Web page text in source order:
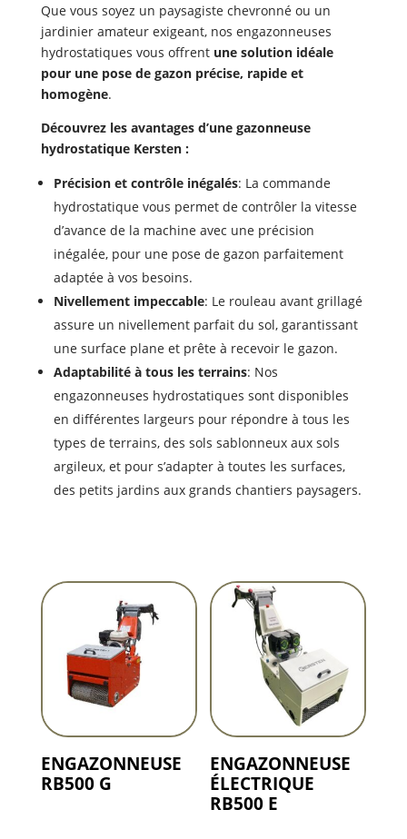
Que vous soyez un paysagiste chevronné ou un
jardinier amateur exigeant,nos engazonneuses
hydrostatiques vous offrent une solution idéale
pour une pose de gazon précise, rapide et
homogène.
Découvrez les avantages d’une gazonneuse
hydrostatique Kersten :
Précision et contrôle inégalés: La commande
hydrostatique vous permet de contrôler la vitesse
d’avance de la machine avec une précision
inégalée,pour une pose de gazon parfaitement
adaptée à vos besoins.
Nivellement impeccable: Le rouleau avant grillagé
assure un nivellement parfait du sol,garantissant
une surface plane et prête à recevoir le gazon.
Adaptabilité à tous les terrains: Nos
engazonneuses hydrostatiques sont disponibles
en différentes largeurs pour répondre à tous les
types de terrains,des sols sablonneux aux sols
argileux,et pour s’adapter à toutes les surfaces,
des petits jardins aux grands chantiers paysagers.
ENGAZONNEUSE
RB500 G
ENGAZONNEUSE
ÉLECTRIQUE
RB500 E